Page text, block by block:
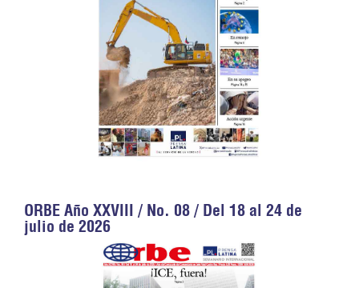
ORBE Año XXVIII / No. 08 / Del 18 al 24 de
julio de 2026